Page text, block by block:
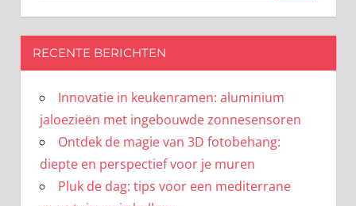
RECENTE BERICHTEN
Innovatie in keukenramen: aluminium
jaloezieën met ingebouwde zonnesensoren
Ontdek de magie van 3D fotobehang:
diepte en perspectief voor je muren
Pluk de dag: tips voor een mediterrane